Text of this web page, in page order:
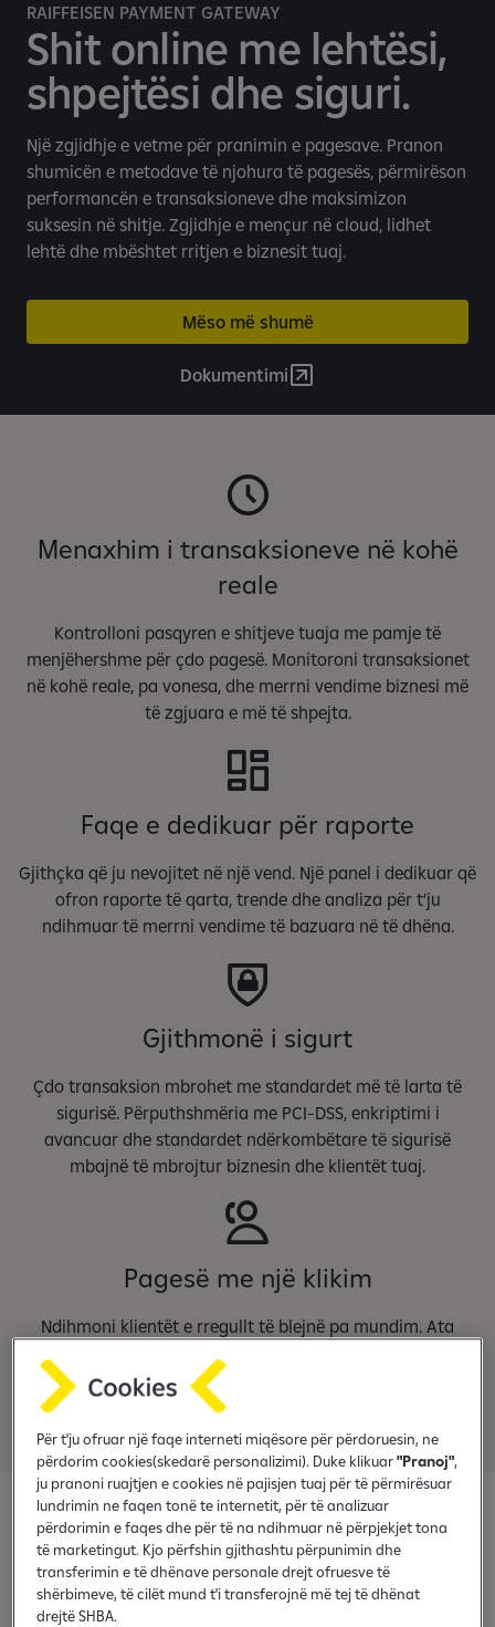
n
o
k
r
RAIFFEISEN PAYMENT GATEWAY
Shit online me lehtësi,
shpejtësi dhe siguri.
Një zgjidhje e vetme për pranimin e pagesave. Pranon
shumicën e metodave të njohura të pagesës, përmirëson
performancën e transaksioneve dhe maksimizon
suksesin në shitje. Zgjidhje e mençur në cloud, lidhet
lehtë dhe mbështet rritjen e biznesit tuaj.
Mëso më shumë
Dokumentimi
Menaxhim i transaksioneve në kohë
reale
Kontrolloni pasqyren e shitjeve tuaja me pamje të
menjëhershme për çdo pagesë. Monitoroni transaksionet
në kohë reale, pa vonesa, dhe merrni vendime biznesi më
të zgjuara e më të shpejta.
Faqe e dedikuar për raporte
Gjithçka që ju nevojitet në një vend. Një panel i dedikuar që
ofron raporte të qarta, trende dhe analiza për t’ju
ndihmuar të merrni vendime të bazuara në të dhëna.
Gjithmonë i sigurt
Çdo transaksion mbrohet me standardet më të larta të
sigurisë. Përputhshmëria me PCI-DSS, enkriptimi i
avancuar dhe standardet ndërkombëtare të sigurisë
mbajnë të mbrojtur biznesin dhe klientët tuaj.
Pagesë me një klikim
Ndihmoni klientët e rregullt të blejnë pa mundim. Ata
në mënyrë që të mos kenë nevojë t’i shkruajnë përsëri sa
herë që blejnë.
E testuar dhe e besuar nga
bizneset lokale
Për t'ju ofruar një faqe interneti miqësore për përdoruesin, ne
përdorim cookies(skedarë personalizimi). Duke klikuar"Pranoj",
ju pranoni ruajtjen e cookies në pajisjen tuaj për të përmirësuar
lundrimin ne faqen tonë te internetit, për të analizuar
përdorimin e faqes dhe për të na ndihmuar në përpjekjet tona
të marketingut. Kjo përfshin gjithashtu përpunimin dhe
transferimin e të dhënave personale drejt ofruesve të
shërbimeve, të cilët mund t'i transferojnë më tej të dhënat
drejtë SHBA.